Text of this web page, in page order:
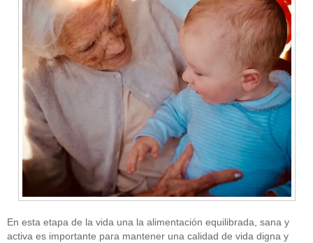
En esta etapa de la vida una la alimentación equilibrada, sana y
activa es importante para mantener una calidad de vida digna y